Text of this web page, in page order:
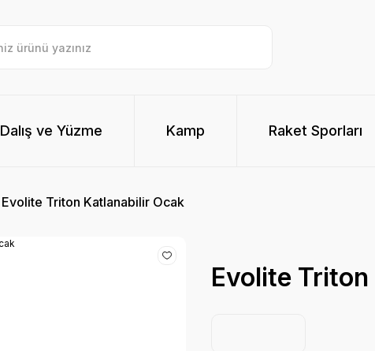
Dalış ve Yüzme Kamp Raket Sporları
Evolite Triton Katlanabilir Ocak
Evolite